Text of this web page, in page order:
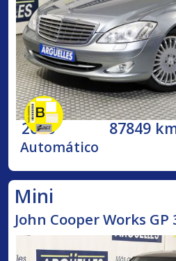
2006 87849
Automático
Mini
John Cooper Works GP